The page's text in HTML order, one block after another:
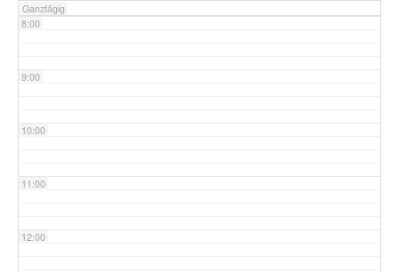
Ganztägig
8:00
9:00
10:00
11:00
12:00